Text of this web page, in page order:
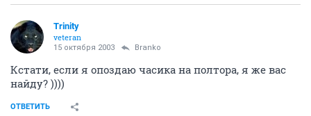
Trinity
veteran
15 октября 2003 Branko
Кстати, если я опоздаю часика на полтора, я же вас
найду? ))))
ОТВЕТИТЬ